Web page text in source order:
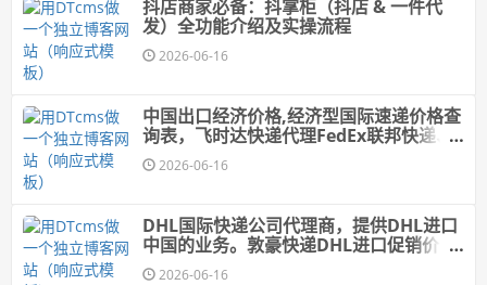
抖店商家必备：抖掌柜（抖店 & 一件代
发）全功能介绍及实操流程
2026-06-16
中国出口经济价格,经济型国际速递价格查
询表，飞时达快递代理FedEx联邦快递、
DHL、UPS、EMS航空SAL海运水陆路业
务2026-06-16
DHL国际快递公司代理商，提供DHL进口
中国的业务。敦豪快递DHL进口促销价
格,DHL快递价格,DHL国际快递价格
2026-06-16